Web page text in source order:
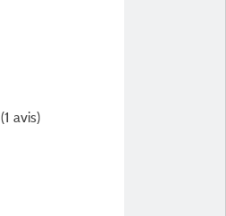
(1 avis)